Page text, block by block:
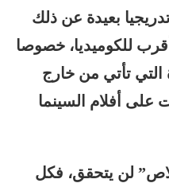
تدريجيا بعيدة عن ذلك
أقرب للكوميديا، خصوصا
تأتي من خارج
على أفلام السينما
لن يتحقق، فكل